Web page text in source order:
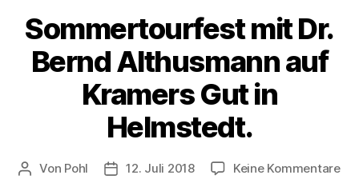
Sommertourfest mit Dr.
Bernd Althusmann auf
Kramers Gut in
Helmstedt.
Beitragsautor
Von Pohl Beitragsdatum
12. Juli 2018 Keine Kommentarezu